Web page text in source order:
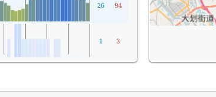
26 94
1 3